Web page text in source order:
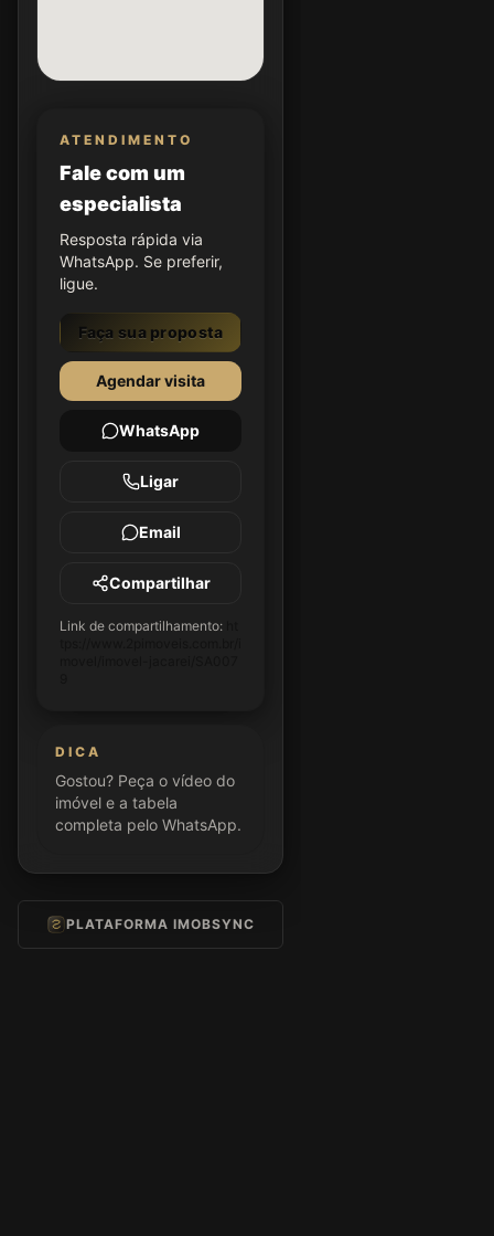
ATENDIMENTO
Fale com um
especialista
Resposta rápida via
WhatsApp. Se preferir,
ligue.
Faça sua proposta
Agendar visita
WhatsApp
Ligar
Email
Compartilhar
Link de compartilhamento:
DICA
Gostou? Peça o vídeo do
imóvel e a tabela
completa pelo WhatsApp.
PLATAFORMA IMOBSYNC